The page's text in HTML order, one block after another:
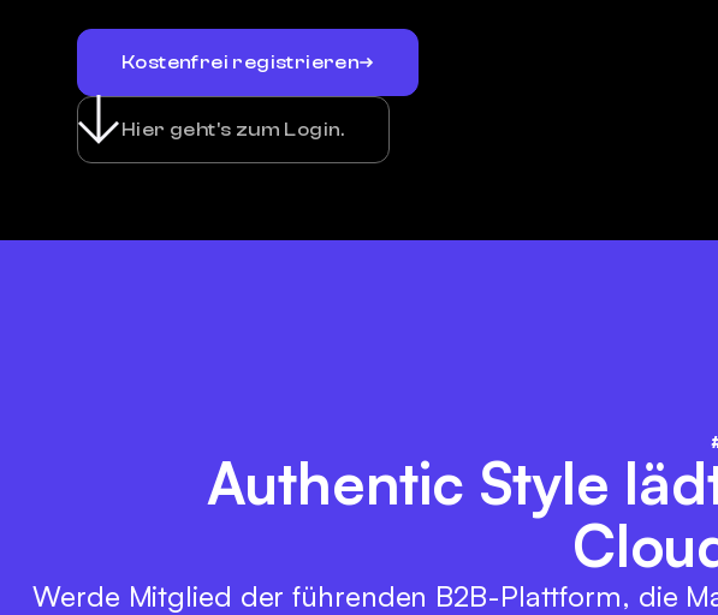
Kostenfrei registrieren
Hier geht's zum Login.
Authentic Style
Werde Mitglied der führenden B2B-Plattform, die